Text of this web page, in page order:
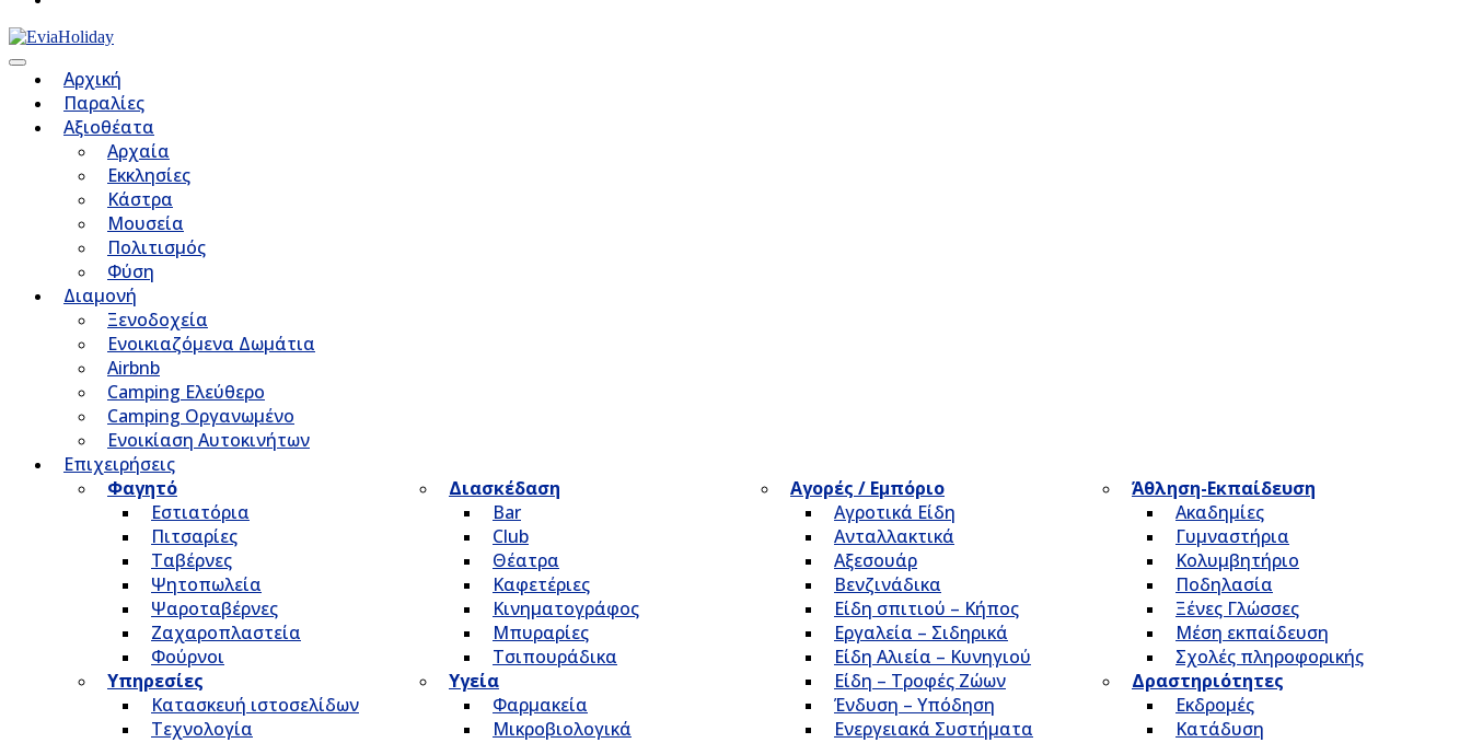
Αρχική
Παραλίες
Αξιοθέατα
Αρχαία
Εκκλησίες
Κάστρα
Μουσεία
Πολιτισμός
Φύση
Διαμονή
Ξενοδοχεία
Ενοικιαζόμενα Δωμάτια
Airbnb
Camping Ελεύθερο
Camping Οργανωμένο
Ενοικίαση Αυτοκινήτων
Επιχειρήσεις
Αγορές / Εμπόριο
Αγροτικά Είδη
Ανταλλακτικά
Αξεσουάρ
Βενζινάδικα
Είδη σπιτιού – Κήπος
Εργαλεία – Σιδηρικά
Είδη Αλιεία – Κυνηγιού
Είδη – Τροφές Ζώων
Ένδυση – Υπόδηση
Ενεργειακά Συστήματα
Φαγητό
Εστιατόρια
Πιτσαρίες
Ταβέρνες
Ψητοπωλεία
Ψαροταβέρνες
Ζαχαροπλαστεία
Φούρνοι
Διασκέδαση
Bar
Club
Θέατρα
Καφετέριες
Κινηματογράφος
Μπυραρίες
Τσιπουράδικα
Άθληση-Εκπαίδευση
Ακαδημίες
Γυμναστήρια
Κολυμβητήριο
Ποδηλασία
Ξένες Γλώσσες
Μέση εκπαίδευση
Σχολές πληροφορικής
Υπηρεσίες
Κατασκευή ιστοσελίδων
Τεχνολογία
Υγεία
Φαρμακεία
Μικροβιολογικά
Δραστηριότητες
Εκδρομές
Κατάδυση